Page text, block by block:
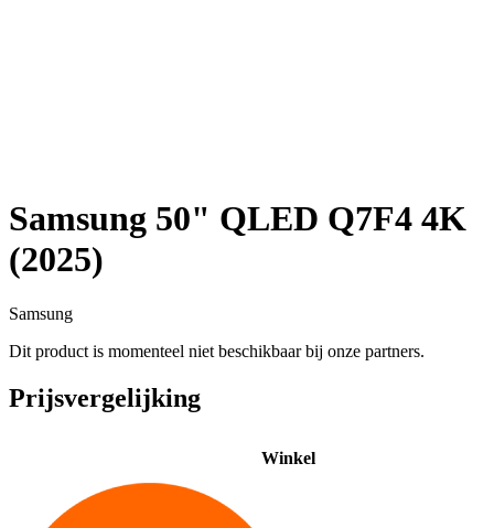
Samsung 50" QLED Q7F4 4K
(2025)
Samsung
Dit product is momenteel niet beschikbaar bij onze partners.
Prijsvergelijking
Winkel